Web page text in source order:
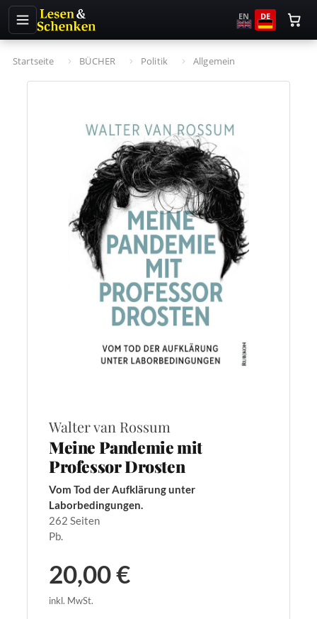
EN DE
Startseite BÜCHER Politik Allgemein
Walter van Rossum
Meine Pandemie mit
Professor Drosten
Vom Tod der Aufklärung unter
Laborbedingungen.
262 Seiten
Pb.
20,00 €
inkl. MwSt.